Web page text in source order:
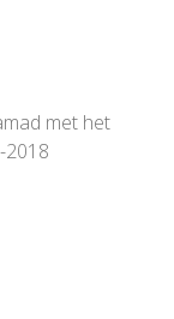
met het
2018